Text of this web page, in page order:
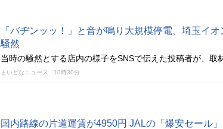
「バヂンッッ！」と音が鳴り大規模停電、埼玉イ
騒然
当時の騒然とする店内の様子をSNSで伝えた投稿者が、取
まいどなニュース 10時30分
国内路線の片道運賃が4950円 JALの「爆安セール